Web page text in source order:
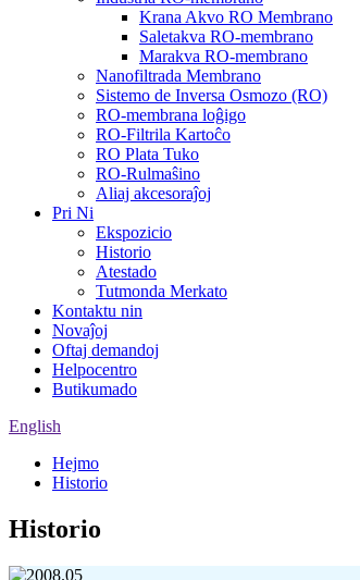
Krana Akvo RO Membrano
Saletakva RO-membrano
Marakva RO-membrano
Nanofiltrada Membrano
Sistemo de Inversa Osmozo (RO)
RO-membrana loĝigo
RO-Filtrila Kartoĉo
RO Plata Tuko
RO-Rulmaŝino
Aliaj akcesoraĵoj
Pri Ni
Ekspozicio
Historio
Atestado
Tutmonda Merkato
Kontaktu nin
Novaĵoj
Oftaj demandoj
Helpocentro
Butikumado
English
Hejmo
Historio
Historio